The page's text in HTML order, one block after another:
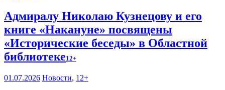
Адмиралу Николаю Кузнецову и его
книге «Накануне» посвящены
«Исторические беседы» в Областной
библиотеке12+
01.07.2026 Новости, 12+